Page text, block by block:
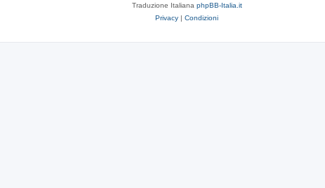
Traduzione Italiana phpBB-Italia.it
Privacy | Condizioni